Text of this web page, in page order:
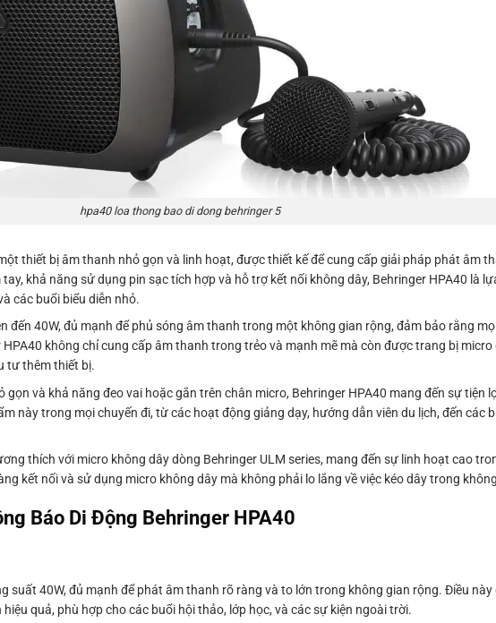
hpa40 loa thong bao di dong behringer 5
thiết bị âm thanh nhỏ gọn và linh hoạt, được thiết kế để cung cấp giải pháp phát âm
khả năng sử dụng pin sạc tích hợp và hỗ trợ kết nối không dây, Behringer HPA40 là
các buổi biểu diễn nhỏ.
đến 40W, đủ mạnh để phủ sóng âm thanh trong một không gian rộng, đảm bảo rằng
không chỉ cung cấp âm thanh trong trẻo và mạnh mẽ mà còn được trang bị micro
tư thêm thiết bị.
và khả năng đeo vai hoặc gắn trên chân micro, Behringer HPA40 mang đến sự tiện
này trong mọi chuyến đi, từ các hoạt động giảng dạy, hướng dẫn viên du lịch, đến các
thích với micro không dây dòng Behringer ULM series, mang đến sự linh hoạt cao
kết nối và sử dụng micro không dây mà không phải lo lắng về việc kéo dây trong
Báo Di Động Behringer HPA40
suất 40W, đủ mạnh để phát âm thanh rõ ràng và to lớn trong không gian rộng. Điều
quả, phù hợp cho các buổi hội thảo, lớp học, và các sự kiện ngoài trời.